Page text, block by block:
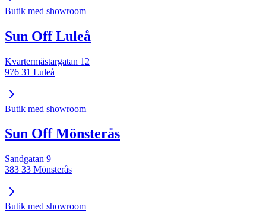
Butik med showroom
Sun Off Luleå
Kvartermästargatan 12
976 31 Luleå
Butik med showroom
Sun Off Mönsterås
Sandgatan 9
383 33 Mönsterås
Butik med showroom